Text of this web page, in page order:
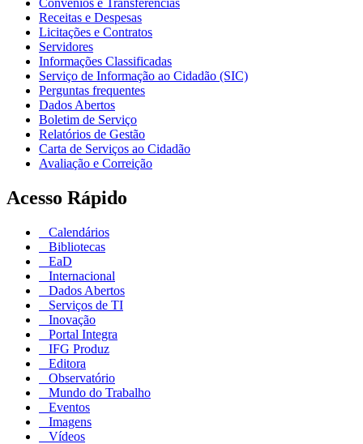
Receitas e Despesas
Licitações e Contratos
Servidores
Informações Classificadas
Serviço de Informação ao Cidadão (SIC)
Perguntas frequentes
Dados Abertos
Boletim de Serviço
Relatórios de Gestão
Carta de Serviços ao Cidadão
Avaliação e Correição
Acesso Rápido
Calendários
Bibliotecas
EaD
Internacional
Dados Abertos
Serviços de TI
Inovação
Portal Integra
IFG Produz
Editora
Observatório
Mundo do Trabalho
Eventos
Imagens
Vídeos